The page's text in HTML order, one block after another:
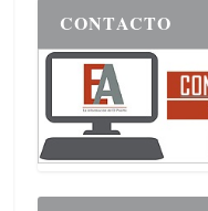
CONTACTO